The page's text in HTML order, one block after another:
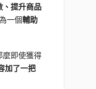
、提升商品
一個輔助
麼即使獲得
加了一把